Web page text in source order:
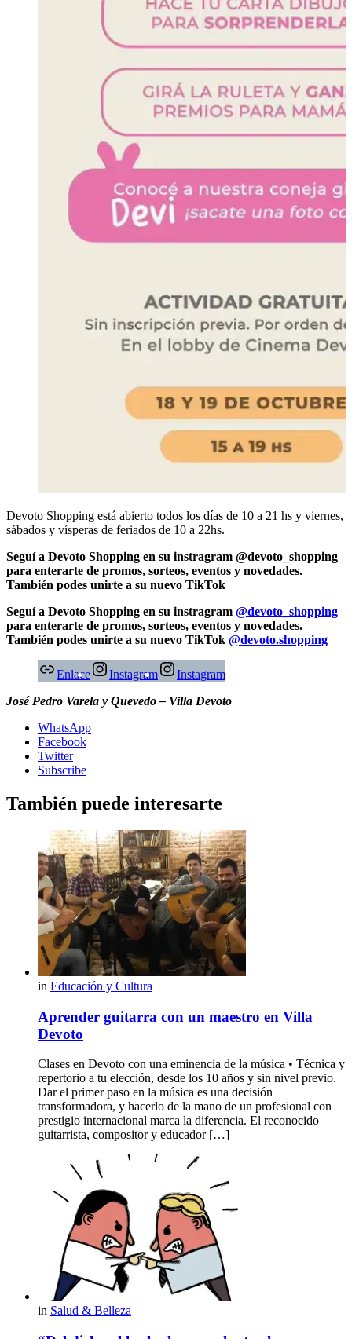
Devoto Shopping está abierto todos los días de 10 a 21 hs y viernes,
sábados y vísperas de feriados de 10 a 22hs.
Seguí a Devoto Shopping en su instragram @devoto_shopping
para enterarte de promos, sorteos, eventos y novedades.
También podes unirte a su nuevo TikTok
Seguí a Devoto Shopping en su instragram @devoto_shopping
para enterarte de promos, sorteos, eventos y novedades.
También podes unirte a su nuevo TikTok @devoto.shopping
Enlace Instagram
Instagram
José Pedro Varela y Quevedo – Villa Devoto
WhatsApp
Facebook
Twitter
Subscribe
También puede interesarte
in Educación y Cultura
Aprender guitarra con un maestro en Villa
Devoto
Clases en Devoto con una eminencia de la música • Técnica y
repertorio a tu elección, desde los 10 años y sin nivel previo.
Dar el primer paso en la música es una decisión
transformadora, y hacerlo de la mano de un profesional con
prestigio internacional marca la diferencia. El reconocido
guitarrista, compositor y educador […]
in Salud & Belleza